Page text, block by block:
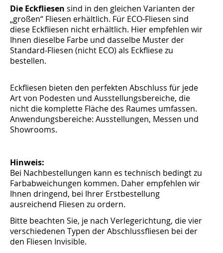
Die Eckfliesen sind in den gleichen Varianten der
„großen“ Fliesen erhältlich. Für ECO-Fliesen sind
diese Eckfliesen nicht erhältlich. Hier empfehlen wir
Ihnen dieselbe Farbe und dasselbe Muster der
Standard-Fliesen (nicht ECO) als Eckfliese zu
bestellen.
Eckfliesen bieten den perfekten Abschluss für jede
Art von Podesten und Ausstellungsbereiche, die
nicht die komplette Fläche des Raumes umfassen.
Anwendungsbereiche: Ausstellungen, Messen und
Showrooms.
Hinweis:
Bei Nachbestellungen kann es technisch bedingt zu
Farbabweichungen kommen. Daher empfehlen wir
Ihnen dringend, bei Ihrer Erstbestellung
ausreichend Fliesen zu ordern.
Bitte beachten Sie, je nach Verlegerichtung, die vier
verschiedenen Typen der Abschlussfliesen bei der
den Fliesen Invisible.